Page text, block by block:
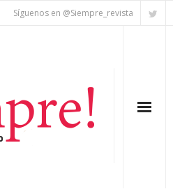
Síguenos en @Siempre_revista